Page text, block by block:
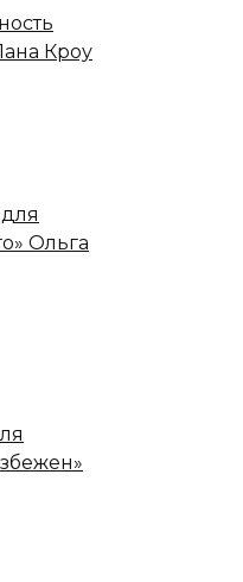
Кроу
Ольга